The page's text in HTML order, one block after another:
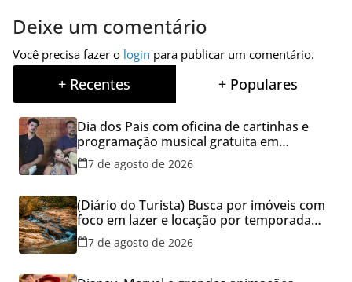
Deixe um comentário
Você precisa fazer o login para publicar um comentário.
+ Recentes + Populares
Dia dos Pais com oficina de cartinhas e
programação musical gratuita em
Aparecida de Goiânia
7 de agosto de 2026
(Diário do Turista) Busca por imóveis com
foco em lazer e locação por temporada
cresce no Brasil
7 de agosto de 2026